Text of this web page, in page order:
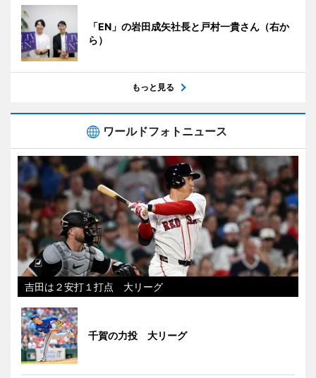
「EN」の岩田成矢社長と戸村一貴さん（右か
ら）
もっと見る
ワールドフォトニュース
吉田は２安打１打点 大リーグ
千賀の力投 大リーグ